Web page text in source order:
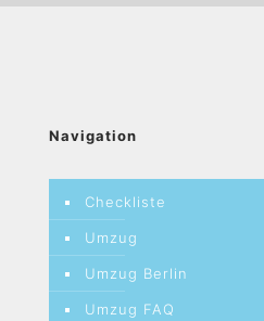
Navigation
Checkliste
Umzug
Umzug Berlin
Umzug FAQ